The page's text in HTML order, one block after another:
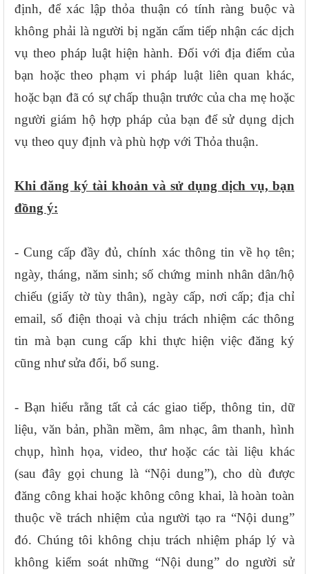
định, để xác lập thỏa thuận có tính ràng buộc và
không phải là người bị ngăn cấm tiếp nhận các dịch
vụ theo pháp luật hiện hành. Đối với địa điểm của
bạn hoặc theo phạm vi pháp luật liên quan khác,
hoặc bạn đã có sự chấp thuận trước của cha mẹ hoặc
người giám hộ hợp pháp của bạn để sử dụng dịch
vụ theo quy định và phù hợp với Thỏa thuận.
Khi đăng ký tài khoản và sử dụng dịch vụ, bạn
đồng ý:
- Cung cấp đầy đủ, chính xác thông tin về họ tên;
ngày, tháng, năm sinh; số chứng minh nhân dân/hộ
chiếu (giấy tờ tùy thân), ngày cấp, nơi cấp; địa chỉ
email, số điện thoại và chịu trách nhiệm các thông
tin mà bạn cung cấp khi thực hiện việc đăng ký
cũng như sửa đổi, bổ sung.
- Bạn hiểu rằng tất cả các giao tiếp, thông tin, dữ
liệu, văn bản, phần mềm, âm nhạc, âm thanh, hình
chụp, hình họa, video, thư hoặc các tài liệu khác
(sau đây gọi chung là “Nội dung”), cho dù được
đăng công khai hoặc không công khai, là hoàn toàn
thuộc về trách nhiệm của người tạo ra “Nội dung”
đó. Chúng tôi không chịu trách nhiệm pháp lý và
không kiểm soát những “Nội dung” do người sử